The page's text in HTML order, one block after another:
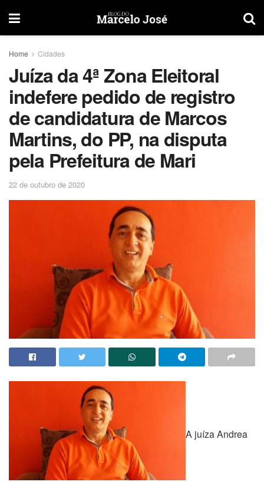
Home Cidades
Juíza da 4ª Zona Eleitoral
indefere pedido de registro
de candidatura de Marcos
Martins, do PP, na disputa
pela Prefeitura de Mari
22 de outubro de 2020
A juíza Andrea